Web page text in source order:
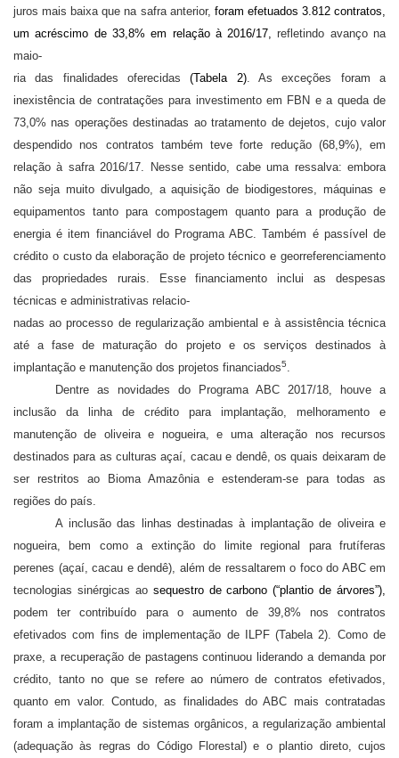
juros mais baixa que na safra anterior, foram efetuados 3.812 contratos,
um acréscimo de 33,8% em relação à 2016/17,refletindo avanço na
maio-
ria das finalidades oferecidas(Tabela 2). As exceções foram a
inexistência de contratações para investimento em FBN e a queda de
73,0% nas operações destinadas ao tratamento de dejetos, cujo valor
despendido nos contratos também teve forte redução (68,9%), em
relação à safra 2016/17. Nesse sentido, cabe uma ressalva: embora
não seja muito divulgado, a aquisição de biodigestores, máquinas e
equipamentos tanto para compostagem quanto para a produção de
energia é item financiável do Programa ABC. Também é passível de
crédito o custo da elaboração de projeto técnico e georreferenciamento
das propriedades rurais. Esse financiamento inclui as despesas
técnicas e administrativas relacio-
nadas ao processo de regularização ambiental e à assistência técnica
até a fase de maturação do projeto e os serviços destinados à
implantação e manutenção dos projetos financiados5.
Dentre as novidades do Programa ABC 2017/18, houve a
inclusão da linha de crédito para implantação, melhoramento e
manutenção de oliveira e nogueira, e uma alteração nos recursos
destinados para as culturas açaí, cacau e dendê, os quais deixaram de
ser restritos ao Bioma Amazônia e estenderam-se para todas as
regiões do país.
A inclusão das linhas destinadas à implantação de oliveira e
nogueira, bem como a extinção do limite regional para frutíferas
perenes (açaí, cacau e dendê), além de­­ ressaltarem o foco do ABC em
tecnologias sinérgicas ao sequestro de carbono (“plantio de árvores”),
podem ter contribuído para o aumento de 39,8% nos contratos
efetivados com fins de implementação de ILPF (Tabela 2). Como de
praxe, a recuperação de pastagens continuou liderando a demanda por
crédito, tanto no que se refere ao número de contratos efetivados,
quanto em valor. Contudo, as finalidades do ABC mais contratadas
foram a implantação de sistemas orgânicos, a regularização ambiental
(adequação às regras do Código Florestal) e o plantio direto, cujos